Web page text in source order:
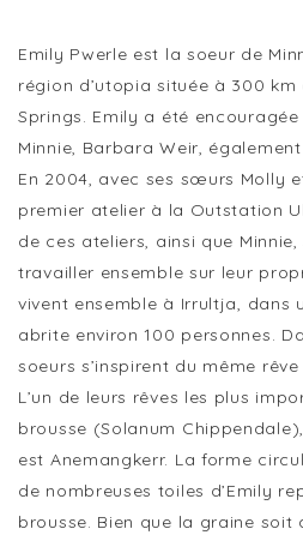
Emily Pwerle est la soeur de
région d’utopia située à 300 km
Springs. Emily a été
Minnie, Barbara Weir,
En 2004, avec ses sœurs Molly
premier atelier à la Outstation
de ces ateliers, ainsi que
travailler ensemble sur leur
vivent ensemble à Irrultja, dans
abrite environ 100 personnes.
soeurs s’inspirent du même
L’un de leurs rêves les plus
brousse (Solanum
est Anemangkerr. La forme
de nombreuses toiles d’Emily
brousse. Bien que la graine soit